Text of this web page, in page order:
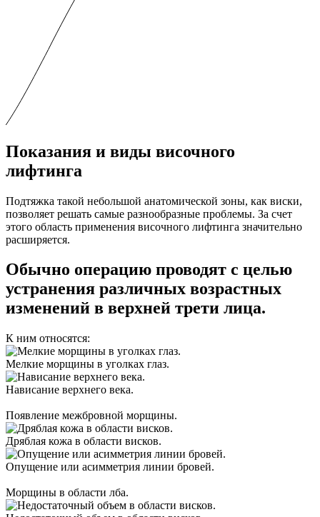
Показания и виды височного
лифтинга
Подтяжка такой небольшой анатомической зоны, как виски,
позволяет решать самые разнообразные проблемы. За счет
этого область применения височного лифтинга значительно
расширяется.
Обычно операцию проводят с целью
устранения различных возрастных
изменений в верхней трети лица.
К ним относятся:
Мелкие морщины в уголках глаз.
Нависание верхнего века.
Появление межбровной морщины.
Дряблая кожа в области висков.
Опущение или асимметрия линии бровей.
Морщины в области лба.